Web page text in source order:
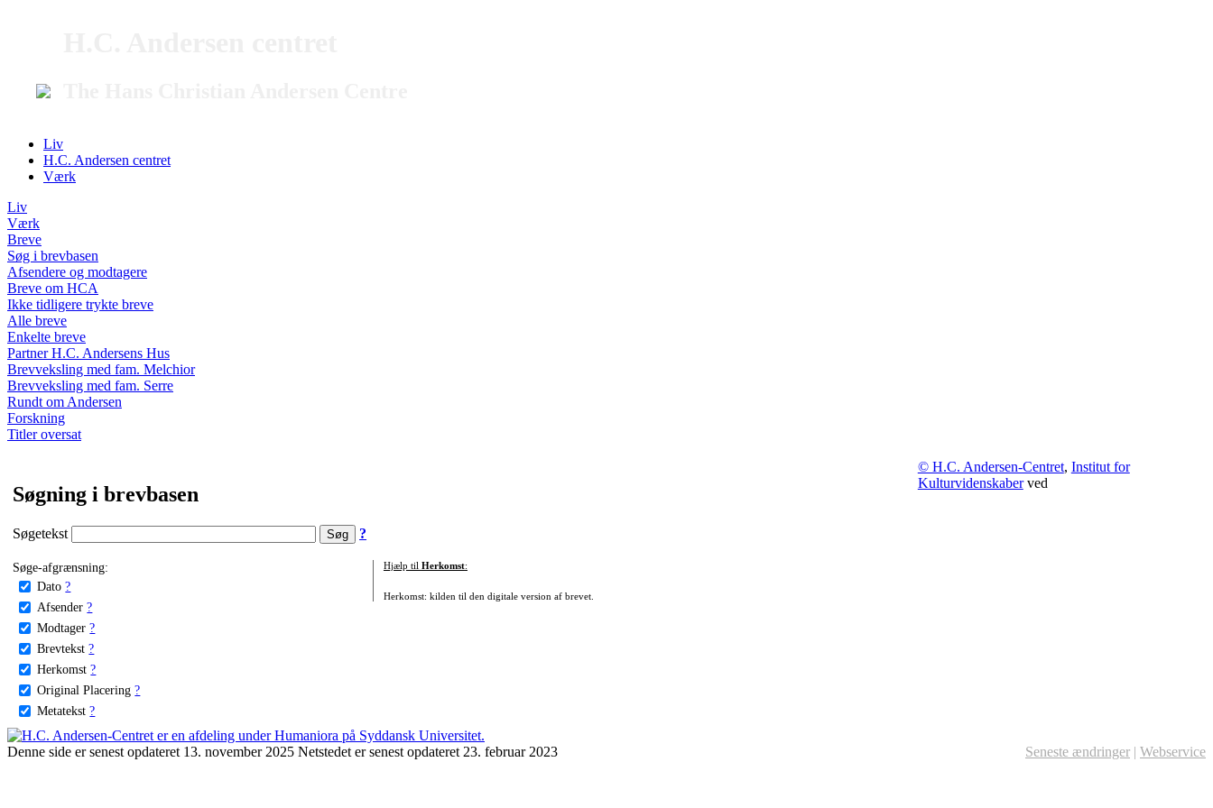
Liv
H.C. Andersen centret
Værk
Liv
Værk
Breve
Søg i brevbasen
Afsendere og modtagere
Breve om HCA
Ikke tidligere trykte breve
Alle breve
Enkelte breve
Partner H.C. Andersens Hus
Brevveksling med fam. Melchior
Brevveksling med fam. Serre
Rundt om Andersen
Forskning
Titler oversat
Søgning i brevbasen
Søgetekst ?
Søge-afgrænsning:
Dato ?
Afsender ?
Modtager ?
Brevtekst ?
Herkomst ?
Original Placering ?
Metatekst ?
Hjælp til Herkomst:
Herkomst: kilden til den digitale version af brevet.
© H.C. Andersen-Centret, Institut for
Kulturvidenskaberved
Denne side er senest opdateret 13. november 2025 Netstedet er senest opdateret 23. februar 2023 Seneste ændringer | Webservice